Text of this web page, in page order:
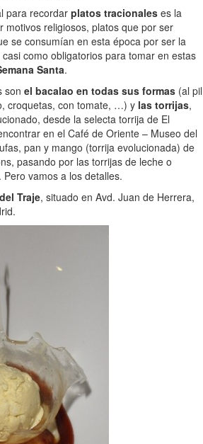
para recordar platos tracionales es la
motivos religiosos, platos que por ser
se consumían en esta época por ser la
como obligatorios para tomar en estas
Santa.
son el bacalao en todas sus formas (al pil
croquetas, con tomate, …) y las torrijas,
desde la selecta torrija de El
en el Café de Oriente – Museo del
pan y mango (torrija evolucionada) de
pasando por las torrijas de leche o
vamos a los detalles.
Traje, situado en Avd. Juan de Herrera,